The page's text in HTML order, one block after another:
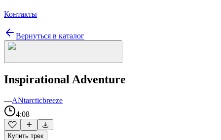
Контакты
Вернуться в каталог
Inspirational Adventure
—ANtarcticbreeze
4:08
Купить трек